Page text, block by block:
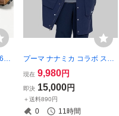
ュ
プーマ ナナミカ コラボ スタ
ンドカラー ウーブン コート
USサイズM (L相当) 定価528
00円 ネイビー nanamica カ
ーゴ ナイロン ジャケット
現在 9,980円
即決 15,000円
＋送料890円
0 11時間